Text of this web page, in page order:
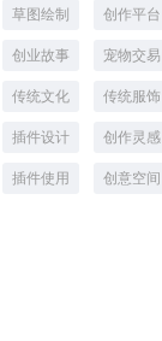
草图绘制 创作平台
创业故事 宠物交易
传统文化 传统服饰
插件设计 创作灵感
插件使用 创意空间